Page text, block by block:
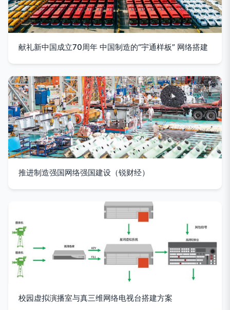
献礼新中国成立70周年 中国制造的“宇通样板” 网络搭建
推进制造强国网络强国建设（锐财经）
校园虚拟演播室与真三维网络电视台搭建方案